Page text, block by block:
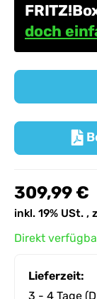
doch

309,99 €
inkl. 19% USt. ,
Direkt
Lieferzeit:
3 - 4 Tage